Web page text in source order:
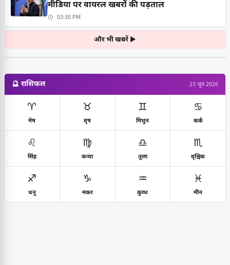
मीडिया पर वायरल खबरों की पड़ताल
03:30 PM
और भी खबरें ▶
🔮 राशिफल 23 जून 2026
♈
मेष
♉
वृष
♊
मिथुन
♋
कर्क
♌
सिंह
♍
कन्या
♎
तुला
♏
वृश्चिक
♐
धनु
♑
मकर
♒
कुम्भ
♓
मीन